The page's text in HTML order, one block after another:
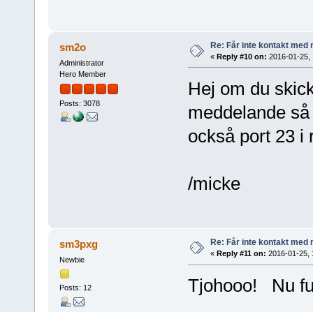
sm2o
Administrator
Hero Member
Posts: 3078
Re: Får inte kontakt med
« Reply #10 on: 2016-01-25,
Hej om du
meddelande
också port 23 i
/micke
sm3pxg
Newbie
Posts: 12
Re: Får inte kontakt med
« Reply #11 on: 2016-01-25,
Tjohooo! Nu